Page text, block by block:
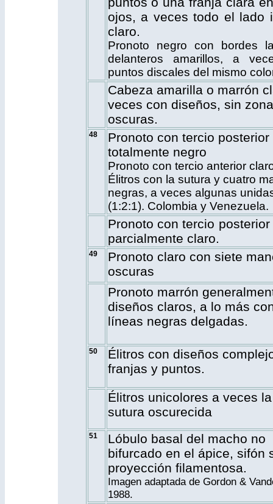
ojos, a veces todo el lado
claro.
Pronoto negro con bordes
delanteros amarillos, a
puntos discales del mismo
Cabeza amarilla o marrón
veces con diseños, sin
oscuras.
48
Pronoto con tercio posterior
totalmente negro
Pronoto con tercio anterior
Élitros con la sutura y cuatro
negras, a veces algunas
(1:2:1). Colombia y Venezuela.
Pronoto con tercio
parcialmente claro.
49 Pronoto claro con siete
oscuras
Pronoto marrón
diseños claros, a lo más
líneas negras delgadas.
50
Élitros con diseños
franjas y puntos.
Élitros unicolores a veces la
sutura oscurecida
51
Lóbulo basal del macho no
bifurcado en el ápice, sifón
proyección filamentosa.
Imagen adaptada de Gordon &
1988.